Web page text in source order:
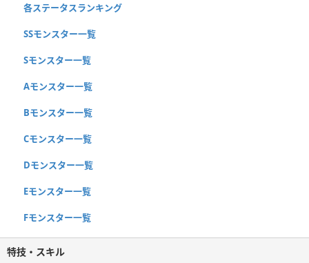
各ステータスランキング
SSモンスター一覧
Sモンスター一覧
Aモンスター一覧
Bモンスター一覧
Cモンスター一覧
Dモンスター一覧
Eモンスター一覧
Fモンスター一覧
特技・スキル